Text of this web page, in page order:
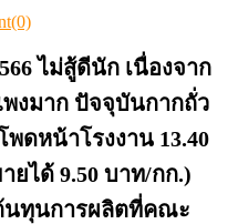
ไม่สู้ดีนัก เนื่องจาก
งมาก ปัจจุบันกากถั่ว
พดหน้าโรงงาน 13.40
ยได้ 9.50 บาท/กก.)
นทุนการผลิตที่คณะ